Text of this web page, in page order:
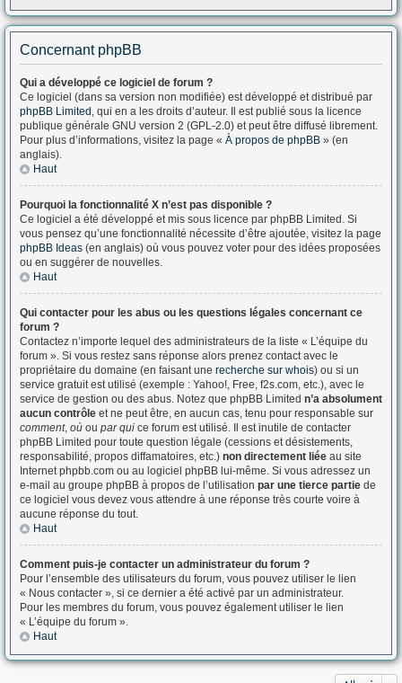
Concernant phpBB
Qui a développé ce logiciel de forum ?
Ce logiciel (dans sa version non modifiée) est développé et distribué par
phpBB Limited , qui en a les droits d’auteur. Il est publié sous la licence
publique générale GNU version 2 (GPL-2.0) et peut être diffusé librement.
Pour plus d’informations, visitez la page « À propos de phpBB » (en
anglais).
Haut
Pourquoi la fonctionnalité X n’est pas disponible ?
Ce logiciel a été développé et mis sous licence par phpBB Limited. Si
vous pensez qu’une fonctionnalité nécessite d’être ajoutée, visitez la page
phpBB Ideas (en anglais) où vous pouvez voter pour des idées proposées
ou en suggérer de nouvelles.
Haut
Qui contacter pour les abus ou les questions légales concernant ce
forum ?
Contactez n’importe lequel des administrateurs de la liste « L’équipe du
forum ». Si vous restez sans réponse alors prenez contact avec le
propriétaire du domaine (en faisant une recherche sur whois) ou si un
service gratuit est utilisé (exemple : Yahoo!, Free, f2s.com, etc.), avec le
service de gestion ou des abus. Notez que phpBB Limited n’a absolument
aucun contrôle et ne peut être, en aucun cas, tenu pour responsable sur
comment, où ou par qui ce forum est utilisé. Il est inutile de contacter
phpBB Limited pour toute question légale (cessions et désistements,
responsabilité, propos diffamatoires, etc.) non directement liée au site
Internet phpbb.com ou au logiciel phpBB lui-même. Si vous adressez un
e-mail au groupe phpBB à propos de l’utilisation par une tierce partie de
ce logiciel vous devez vous attendre à une réponse très courte voire à
aucune réponse du tout.
Haut
Comment puis-je contacter un administrateur du forum ?
Pour l’ensemble des utilisateurs du forum, vous pouvez utiliser le lien
« Nous contacter », si ce dernier a été activé par un administrateur.
Pour les membres du forum, vous pouvez également utiliser le lien
« L’équipe du forum ».
Haut